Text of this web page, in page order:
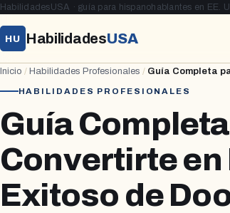
HabilidadesUSA · guía para hispanohablantes en EE.
HU HabilidadesUSA
Inicio / Habilidades Profesionales / Guía Completa
HABILIDADES PROFESIONALES
Guía
Convertirte
Exitoso de